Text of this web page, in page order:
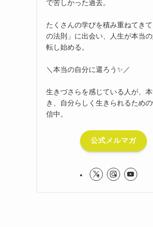
で苦しかった過去。
たくさんの学びを積み重ねてき
の法則」に出会い、人生が本当
転し始める。
＼本当の自分に還ろう✨／
生きづさらを感じている人が、
き、自分らしく生きられるため
信中。
公式メルマガ